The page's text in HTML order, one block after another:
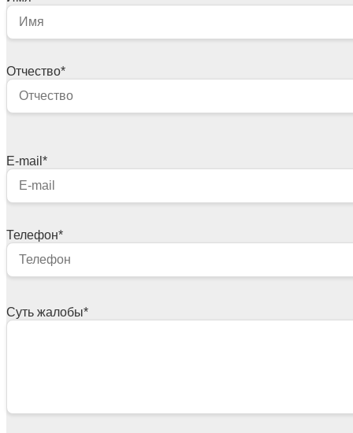
Отчество*
E-mail *
Телефон*
Суть жалобы*